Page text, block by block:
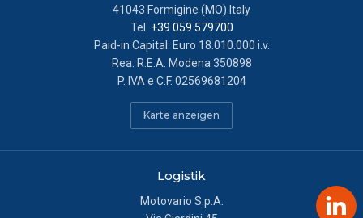
41043 Formigine (MO) Italy
Tel. +39 059 579700
Paid-in Capital: Euro 18.010.000 i.v.
Rea: R.E.A. Modena 350898
P. IVA e C.F. 02569681204
Karte anzeigen
Logistik
Motovario S.p.A.